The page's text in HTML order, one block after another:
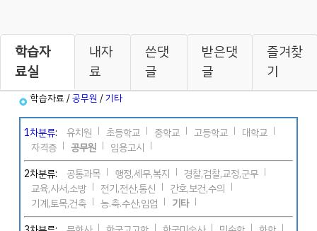
학습자
료실
내자
료
쓴댓
글
받은댓
글
즐겨찾
기
학습자료 /공무원 /기타
1차분류: 유치원 초등학교 중학교 고등학교
대학교
자격증
공무원
임용고시
2차분류:
공통과목 행정,세무,복지
경찰,검찰,교정,군무
교육,사서,소방
전기,전산,통신
간호,보건,수의
기계,토목,건축
농.축.수산,임업
기타